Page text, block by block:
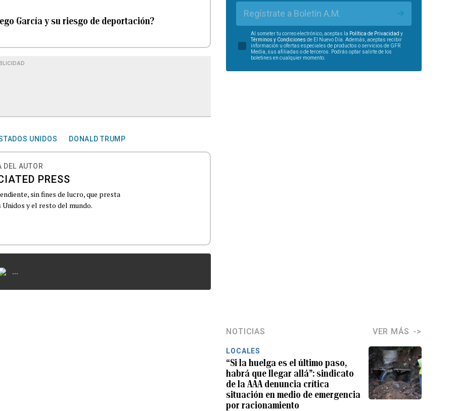
García y su riesgo de deportación?
UNIDOS DONALD TRUMP
DEL AUTOR
PRESS
sin fines de lucro, que presta
y el resto del mundo.
...
Regístrate a Boletín A.M.
Al someter tu correo electrónico, aceptas la Política de Privacidad y
Términos y Condiciones de El Nuevo Día. Además, aceptas recibir
información u ofertas especiales de productos o servicios de GFR
Media, sus afiliadas o de terceros. Podrás optar salirte de los
boletines en cualquier momento.
NOTICIAS VER MÁS
LOCALES
“Si la huelga es el último paso,
habrá que llegar allá”: sindicato
de la AAA denuncia crítica
situación en medio de emergencia
por racionamiento